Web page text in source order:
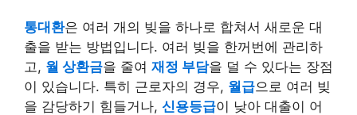
통대환은 여러 개의 빚을 하나로 합쳐서 새로운 대
출을 받는 방법입니다. 여러 빚을 한꺼번에 관리하
고, 월 상환금을 줄여 재정 부담을 덜 수 있다는 장점
이 있습니다. 특히 근로자의 경우, 월급으로 여러 빚
을 감당하기 힘들거나, 신용등급이 낮아 대출이 어